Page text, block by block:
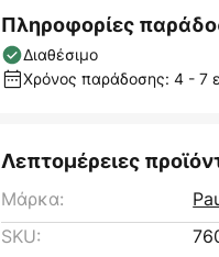
Πληροφορίες
Διαθέσιμο
Χρόνος παράδοσης: 4 - 7
Λεπτομέρειες
Μάρκα:
SKU: